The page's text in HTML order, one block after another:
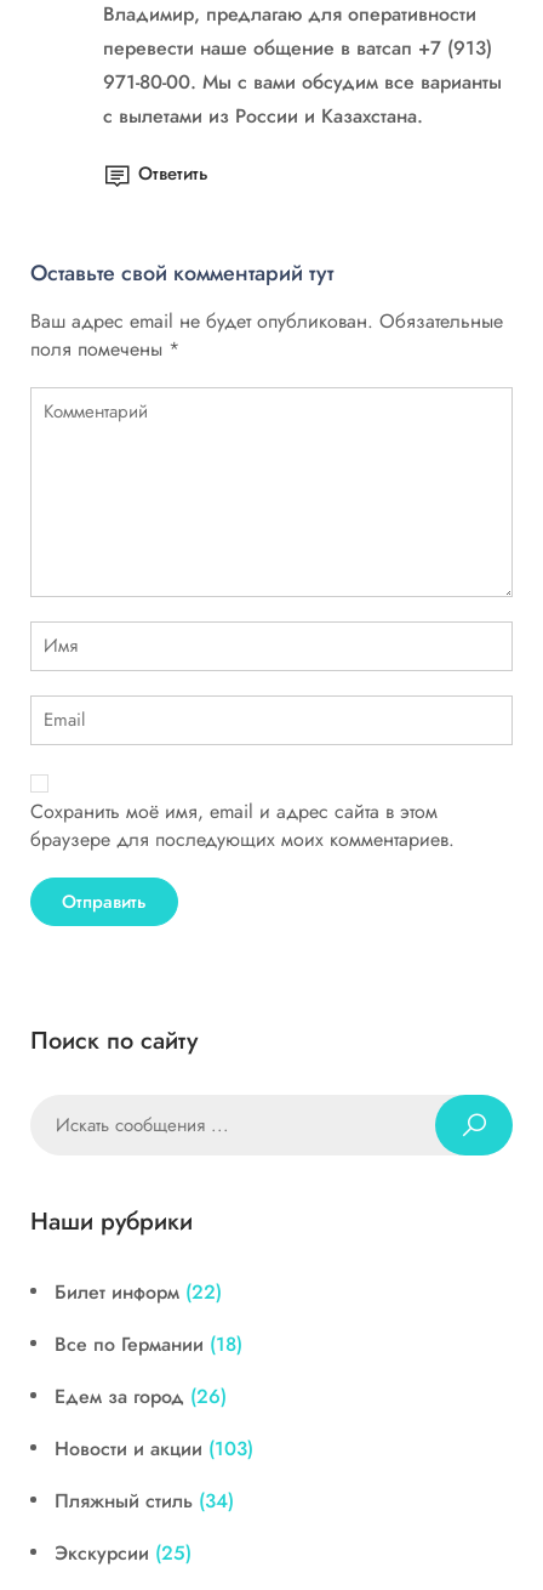
Владимир, предлагаю для оперативности
перевести наше общение в ватсап +7 (913)
971-80-00. Мы с вами обсудим все варианты
с вылетами из России и Казахстана.
Ответить
Оставьте свой комментарий тут
Ваш адрес email не будет опубликован. Обязательные
поля помечены *
Сохранить моё имя, email и адрес сайта в этом
браузере для последующих моих комментариев.
Поиск по сайту
Наши рубрики
Билет информ (22)
Все по Германии (18)
Едем за город (26)
Новости и акции (103)
Пляжный стиль (34)
Экскурсии (25)